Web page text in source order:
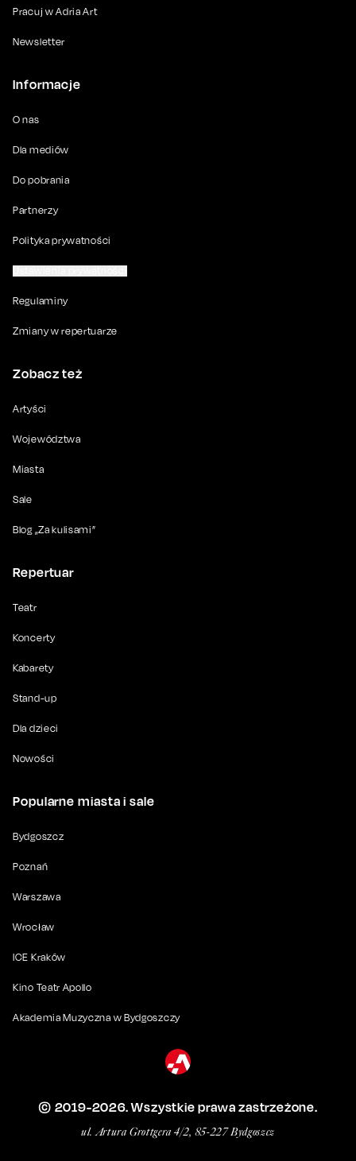
Pracuj w Adria Art
Newsletter
Informacje
O nas
Dla mediów
Do pobrania
Partnerzy
Polityka prywatności
Regulaminy
Zmiany w repertuarze
Zobacz też
Artyści
Województwa
Miasta
Sale
Blog „Za kulisami”
Repertuar
Teatr
Koncerty
Kabarety
Stand-up
Dla dzieci
Nowości
Popularne miasta i sale
Bydgoszcz
Poznań
Warszawa
Wrocław
ICE Kraków
Kino Teatr Apollo
Akademia Muzyczna w Bydgoszczy
© 2019-2026. Wszystkie prawa zastrzeżone.
ul. Artura Grottgera 4/2, 85-227 Bydgoszcz